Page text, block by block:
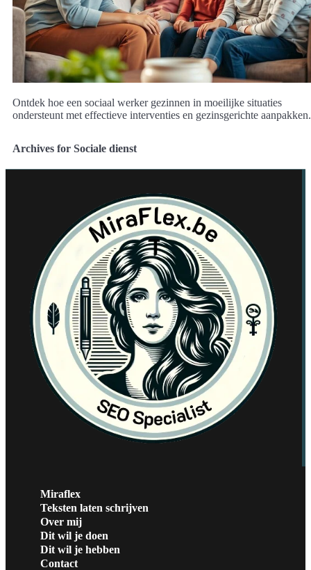
Ontdek hoe een sociaal werker gezinnen in moeilijke situaties
ondersteunt met effectieve interventies en gezinsgerichte aanpakken.
Archives for Sociale dienst
Miraflex
Teksten laten schrijven
Over mij
Dit wil je doen
Dit wil je hebben
Contact